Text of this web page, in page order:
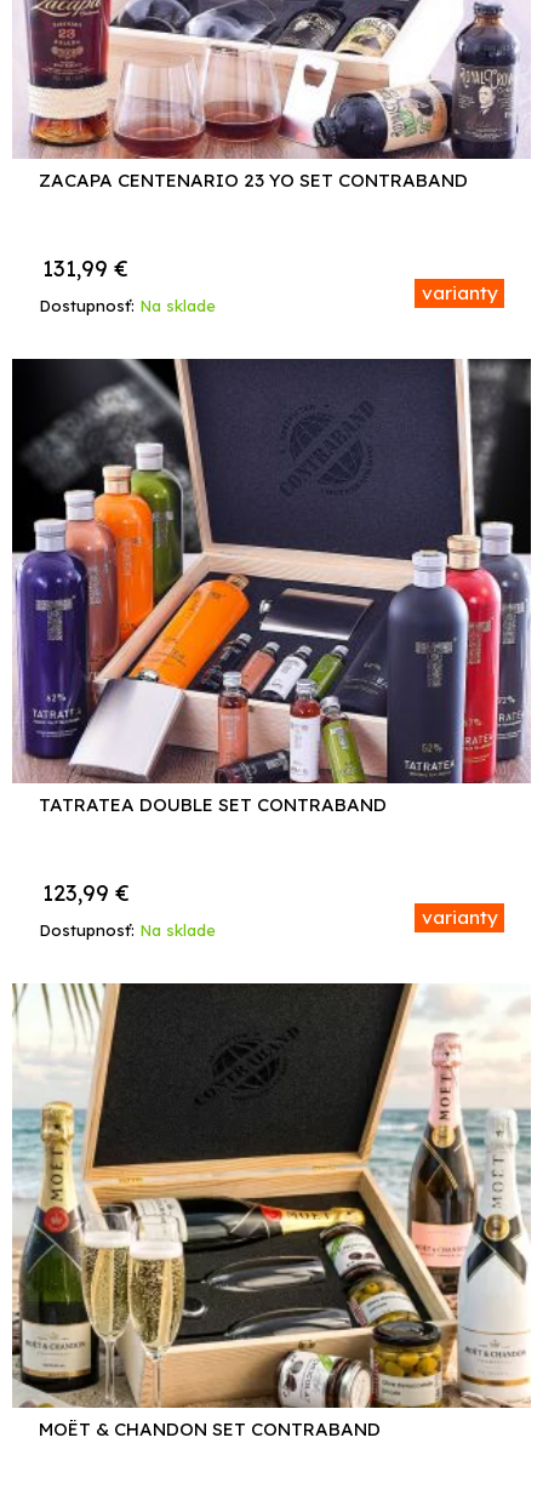
ZACAPA CENTENARIO 23 YO SET CONTRABAND
Dostupnosť: Na sklade
varianty
131,99 €
TATRATEA DOUBLE SET CONTRABAND
Dostupnosť: Na sklade
varianty
123,99 €
MOËT & CHANDON SET CONTRABAND